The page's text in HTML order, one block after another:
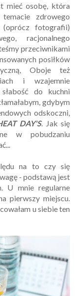
mieć osobę, która
zdrowego
fotografii)
racjonalnego
przeciwnikami
posiłków
Oboje też
i wzajemnie
do kuchni
gdybym
odskoczni,
DAY'S. Jak się
w pobudzaniu
na to czy się
- podstawą jest
U mnie regularne
pierwszy miejscu.
u siebie ten